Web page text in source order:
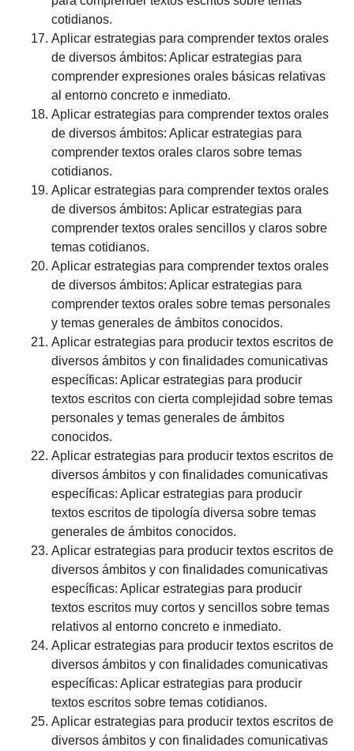
cotidianos.
Aplicar estrategias para comprender textos orales
de diversos ámbitos: Aplicar estrategias para
comprender expresiones orales básicas relativas
al entorno concreto e inmediato.
Aplicar estrategias para comprender textos orales
de diversos ámbitos: Aplicar estrategias para
comprender textos orales claros sobre temas
cotidianos.
Aplicar estrategias para comprender textos orales
de diversos ámbitos: Aplicar estrategias para
comprender textos orales sencillos y claros sobre
temas cotidianos.
Aplicar estrategias para comprender textos orales
de diversos ámbitos: Aplicar estrategias para
comprender textos orales sobre temas personales
y temas generales de ámbitos conocidos.
Aplicar estrategias para producir textos escritos de
diversos ámbitos y con finalidades comunicativas
específicas: Aplicar estrategias para producir
textos escritos con cierta complejidad sobre temas
personales y temas generales de ámbitos
conocidos.
Aplicar estrategias para producir textos escritos de
diversos ámbitos y con finalidades comunicativas
específicas: Aplicar estrategias para producir
textos escritos de tipología diversa sobre temas
generales de ámbitos conocidos.
Aplicar estrategias para producir textos escritos de
diversos ámbitos y con finalidades comunicativas
específicas: Aplicar estrategias para producir
textos escritos muy cortos y sencillos sobre temas
relativos al entorno concreto e inmediato.
Aplicar estrategias para producir textos escritos de
diversos ámbitos y con finalidades comunicativas
específicas: Aplicar estrategias para producir
textos escritos sobre temas cotidianos.
Aplicar estrategias para producir textos escritos de
diversos ámbitos y con finalidades comunicativas